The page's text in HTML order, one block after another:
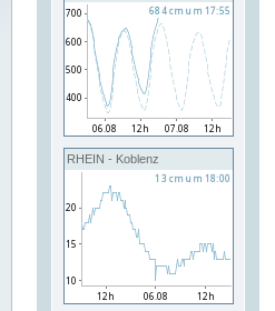
RHEIN - Koblenz